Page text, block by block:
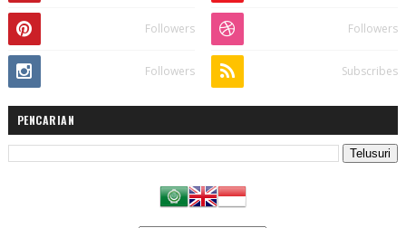
Followers Followers
Followers Subscribes
PENCARIAN